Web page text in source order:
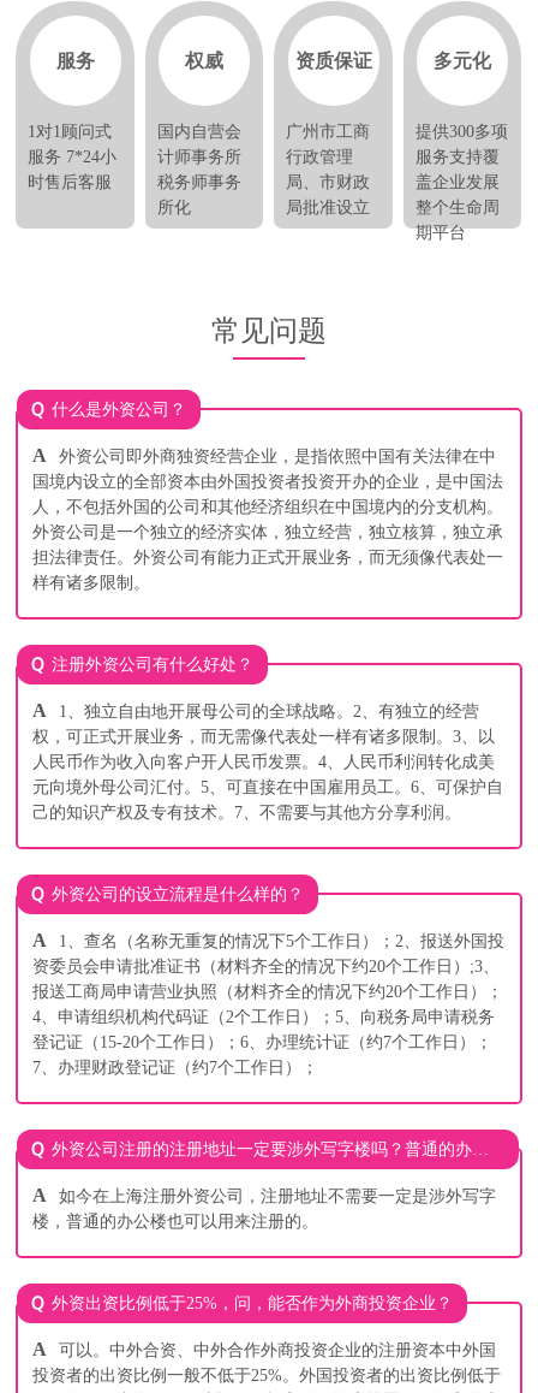
服务
1对1顾问式
服务 7*24小
时售后客服
权威
国内自营会
计师事务所
税务师事务
所化
资质保证
广州市工商
行政管理
局、市财政
局批准设立
多元化
提供300多项
服务支持覆
盖企业发展
整个生命周
期平台
常见问题
Q 什么是外资公司？
A
外资公司即外商独资经营企业，是指依照中国有关法律在中
国境内设立的全部资本由外国投资者投资开办的企业，是中国法
人，不包括外国的公司和其他经济组织在中国境内的分支机构。
外资公司是一个独立的经济实体，独立经营，独立核算，独立承
担法律责任。外资公司有能力正式开展业务，而无须像代表处一
样有诸多限制。
Q 注册外资公司有什么好处？
A
1、独立自由地开展母公司的全球战略。2、有独立的经营
权，可正式开展业务，而无需像代表处一样有诸多限制。3、以
人民币作为收入向客户开人民币发票。4、人民币利润转化成美
元向境外母公司汇付。5、可直接在中国雇用员工。6、可保护自
己的知识产权及专有技术。7、不需要与其他方分享利润。
Q 外资公司的设立流程是什么样的？
A
1、查名（名称无重复的情况下5个工作日）；2、报送外国投
资委员会申请批准证书（材料齐全的情况下约20个工作日）;3、
报送工商局申请营业执照（材料齐全的情况下约20个工作日）；
4、申请组织机构代码证（2个工作日）；5、向税务局申请税务
登记证（15-20个工作日）；6、办理统计证（约7个工作日）；
7、办理财政登记证（约7个工作日）；
Q 外资公司注册的注册地址一定要涉外写字楼吗？普通的办公楼可以吗？
A
如今在上海注册外资公司，注册地址不需要一定是涉外写字
楼，普通的办公楼也可以用来注册的。
Q 外资出资比例低于25%，问，能否作为外商投资企业？
A
可以。中外合资、中外合作外商投资企业的注册资本中外国
投资者的出资比例一般不低于25%。外国投资者的出资比例低于